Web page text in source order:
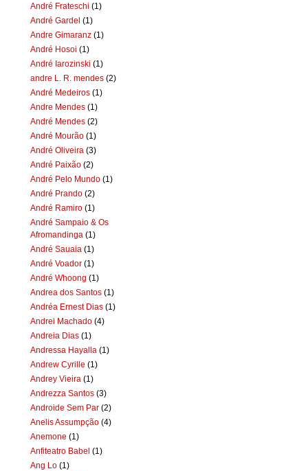
André Frateschi (1)
André Gardel (1)
Andre Gimaranz (1)
André Hosoi (1)
André Iarozinski (1)
andre L. R. mendes (2)
André Medeiros (1)
Andre Mendes (1)
André Mendes (2)
André Mourão (1)
André Oliveira (3)
André Paixão (2)
André Pelo Mundo (1)
André Prando (2)
André Ramiro (1)
André Sampaio & Os
Afromandinga (1)
André Sauaia (1)
André Voador (1)
André Whoong (1)
Andrea dos Santos (1)
Andréa Ernest Dias (1)
Andrei Machado (4)
Andreia Dias (1)
Andressa Hayalla (1)
Andrew Cyrille (1)
Andrey Vieira (1)
Andrezza Santos (3)
Androide Sem Par (2)
Anelis Assumpção (4)
Anemone (1)
Anfiteatro Babel (1)
Ang Lo (1)